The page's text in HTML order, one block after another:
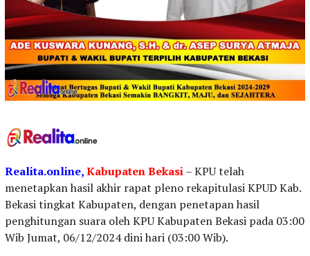
Realita.online,KabupatenBekasi– KPU telah
menetapkan hasil akhir rapat pleno rekapitulasi KPUD Kab.
Bekasi tingkat Kabupaten, dengan penetapan hasil
penghitungan suara oleh KPU Kabupaten Bekasi pada 03:00
Wib Jumat, 06/12/2024 dini hari (03:00 Wib).